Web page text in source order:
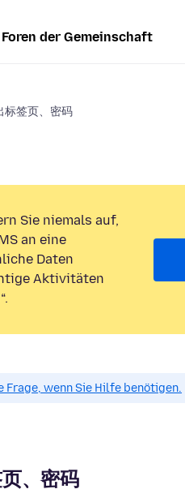
Foren der Gemeinschaft
标签页、密码
Sie niemals auf,
an eine
Daten
Aktivitäten
Frage, wenn Sie Hilfe benötigen.
、密码